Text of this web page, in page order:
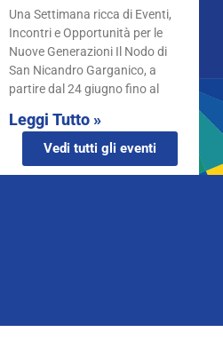
Una Settimana ricca di Eventi,
Incontri e Opportunità per le
Nuove Generazioni Il Nodo di
San Nicandro Garganico, a
partire dal 24 giugno fino al
Leggi Tutto »
Vedi tutti gli eventi